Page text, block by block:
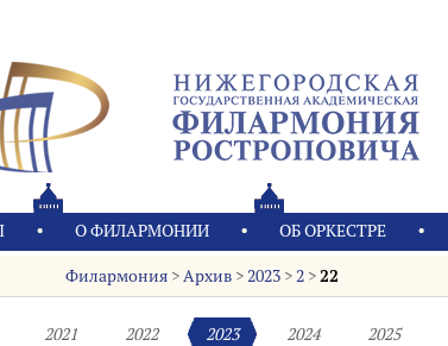
О ФИЛАРМОНИИ OБ ОРКЕСТРЕ
Филармония >Архив >2023 >2 >22
2021 2022 2023 2024 2025